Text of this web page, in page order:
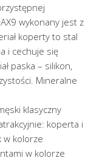
wykonany jest z
koperty to stal
i cechuje się
paska – silikon,
Mineralne
klasyczny
koperta i
w kolorze
w kolorze